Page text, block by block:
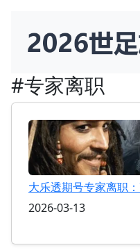
#专家离职
大乐透期号专家离职
2026-03-13